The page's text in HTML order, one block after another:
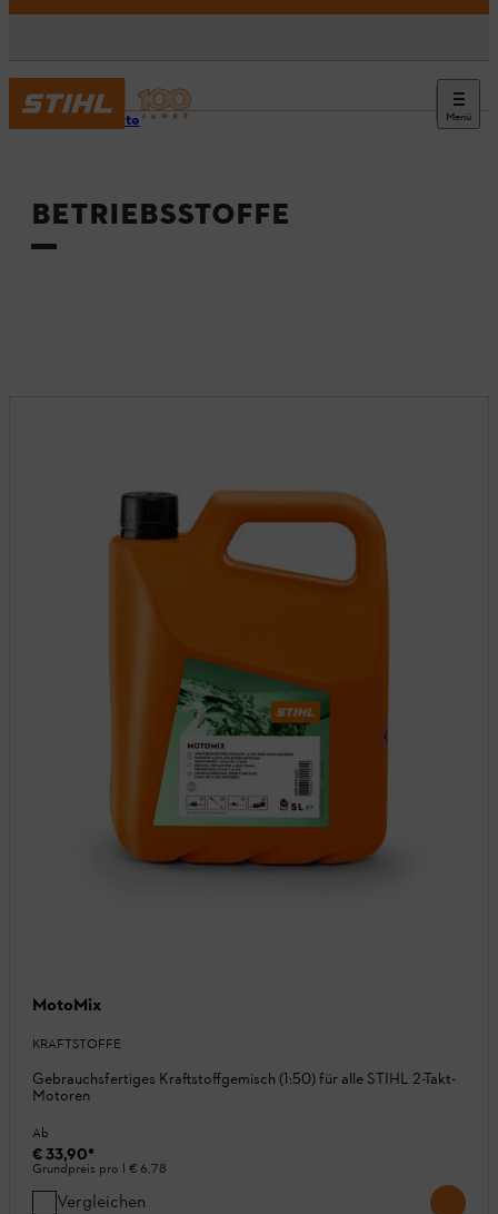
Menü
Startseite
BETRIEBSSTOFFE
MotoMix
KRAFTSTOFFE
Gebrauchsfertiges Kraftstoffgemisch (1:50) für alle STIHL 2-Takt-
Motoren
Ab
€ 33,90*
Grundpreis pro l € 6,78
Vergleichen